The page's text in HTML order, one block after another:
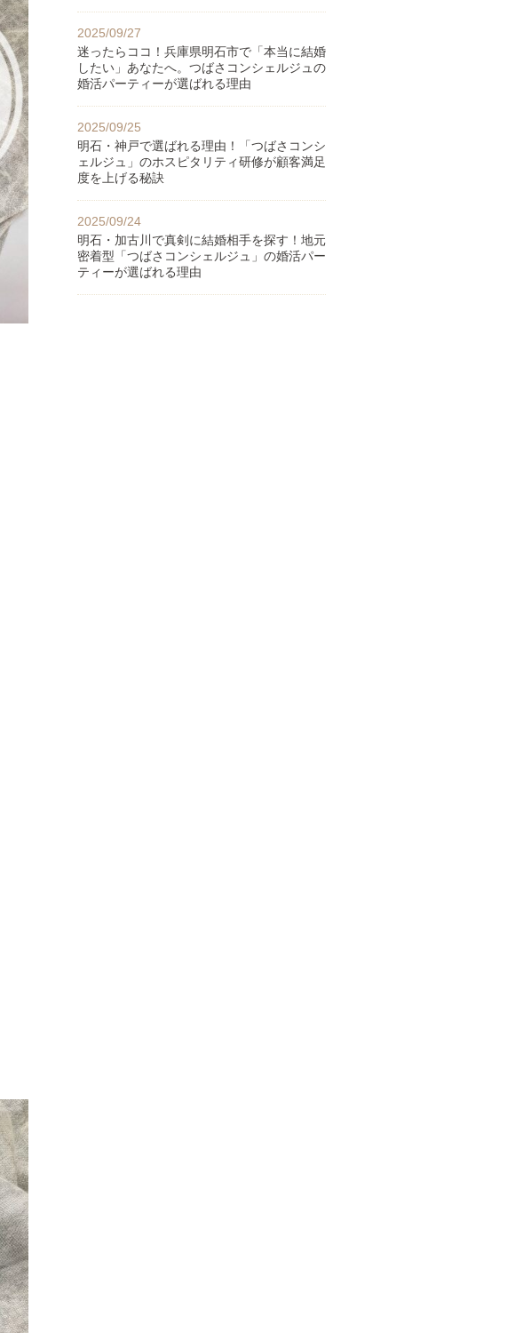
2025/09/27
迷ったらココ！兵庫県明石市で「本当に結婚
したい」あなたへ。つばさコンシェルジュの
婚活パーティーが選ばれる理由
2025/09/25
明石・神戸で選ばれる理由！「つばさコンシ
ェルジュ」のホスピタリティ研修が顧客満足
度を上げる秘訣
2025/09/24
明石・加古川で真剣に結婚相手を探す！地元
密着型「つばさコンシェルジュ」の婚活パー
ティーが選ばれる理由